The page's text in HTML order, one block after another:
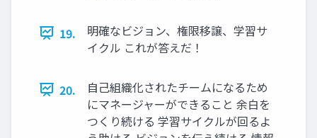
19.
明確なビジョン、権限移譲、学習サ
イクル これが答えだ！
20.
自己組織化されたチームになるため
にマネージャーができること 余白を
つくり続ける 学習サイクルが回るよ